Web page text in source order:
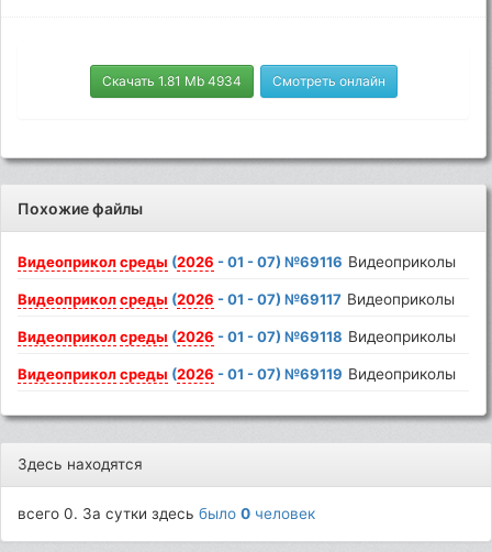
Скачать 1.81 Mb 4934 Смотреть онлайн
Похожие файлы
Видеоприкол среды (2026 - 01 - 07) №69116 Видеоприколы
Видеоприкол среды (2026 - 01 - 07) №69117 Видеоприколы
Видеоприкол среды (2026 - 01 - 07) №69118 Видеоприколы
Видеоприкол среды (2026 - 01 - 07) №69119 Видеоприколы
Здесь находятся
всего 0. За сутки здесьбыло0 человек